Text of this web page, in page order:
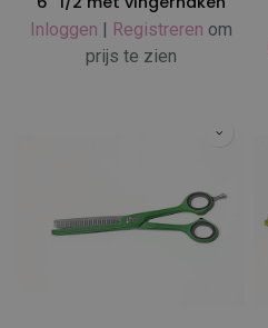
Inloggen | Registreren om
prijs te zien